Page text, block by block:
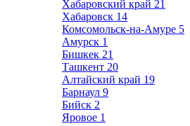
Хабаровский край 21
Хабаровск 14
Комсомольск-на-Амуре 5
Амурск 1
Бишкек 21
Ташкент 20
Алтайский край 19
Барнаул 9
Бийск 2
Яровое 1